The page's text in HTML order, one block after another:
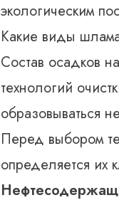
экологическим
Какие виды
Состав осадков
технологий
образовываться
Перед выбором
определяется их